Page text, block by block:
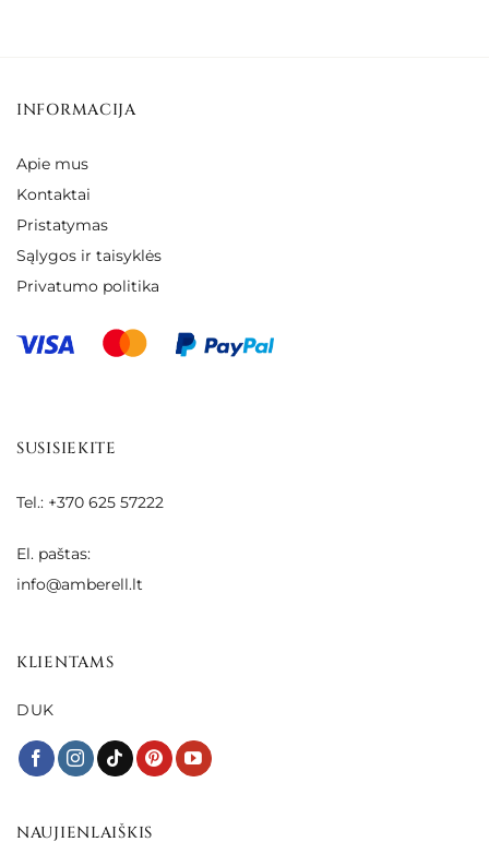
INFORMACIJA
Apie mus
Kontaktai
Pristatymas
Sąlygos ir taisyklės
Privatumo politika
SUSISIEKITE
Tel.: +370 625 57222
El. paštas:
info@amberell.lt
KLIENTAMS
DUK
NAUJIENLAIŠKIS